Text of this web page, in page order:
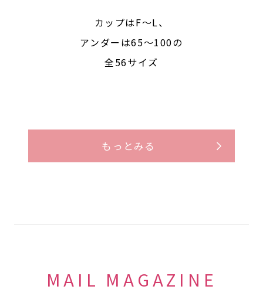
カップはF〜L、
アンダーは65〜100の
全56サイズ
もっとみる
MAIL MAGAZINE